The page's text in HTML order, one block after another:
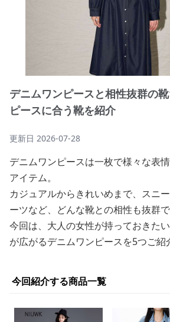
デニムワンピースと相性抜群の
ピースに合う靴を紹介
更新日 2026-07-28
デニムワンピースは一枚で様々な表
アイテム。
カジュアルからきれいめまで、スニ
ーツなど、どんな靴との相性も抜群で
今回は、大人の女性が持っておきた
が広がるデニムワンピースを5つご紹
今回紹介する商品一覧